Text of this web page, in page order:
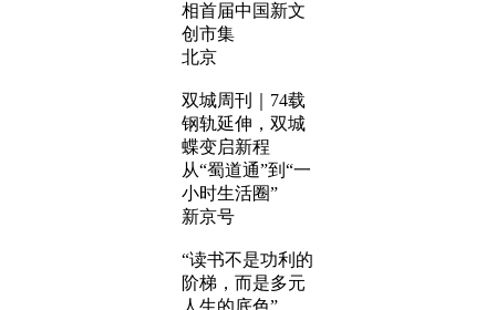
相首届中国新文
创市集
北京
双城周刊｜74载
钢轨延伸，双城
蝶变启新程
从“蜀道通”到“一
小时生活圈”
新京号
“读书不是功利的
阶梯，而是多元
人生的底色”